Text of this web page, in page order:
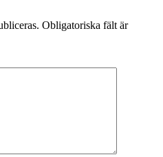
Obligatoriska fält är